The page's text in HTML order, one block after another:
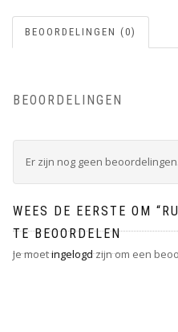
BEOORDELINGEN (0)
BEOORDELINGEN
Er zijn nog geen beoordelingen.
WEES DE EERSTE OM
TE BEOORDELEN
Je moetingelogdzijn om een